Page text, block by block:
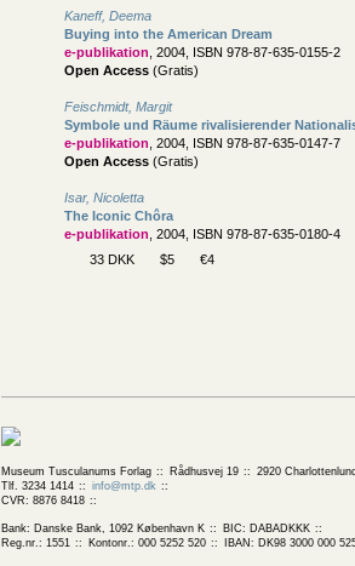
Kaneff, Deema
Buying into the American Dream
e-publikation , 2004, ISBN 978-87-635-0155-2
Open Access (Gratis)
Feischmidt, Margit
Symbole und Räume rivalisierender
e-publikation , 2004, ISBN 978-87-635-0147-7
Open Access (Gratis)
Isar, Nicoletta
The Iconic Chôra
e-publikation , 2004, ISBN 978-87-635-0180-4
33 DKK
$5 €4
Museum Tusculanums Forlag Rådhusvej 19
2920 Charlottenlund
Tlf. 3234 1414
info@mtp.dk
CVR: 8876 8418
Bank: Danske Bank, 1092 København K
BIC: DABADKKK
Reg.nr.: 1551
Kontonr.: 000 5252 520 IBAN: DK98 3000 000